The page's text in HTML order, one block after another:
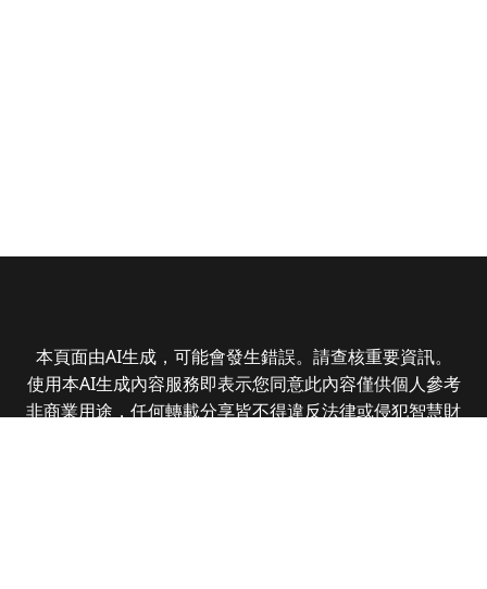
本頁面由AI生成，可能會發生錯誤。請查核重要資訊。
使用本AI生成內容服務即表示您同意此內容僅供個人參考
非商業用途，任何轉載分享皆不得違反法律或侵犯智慧財